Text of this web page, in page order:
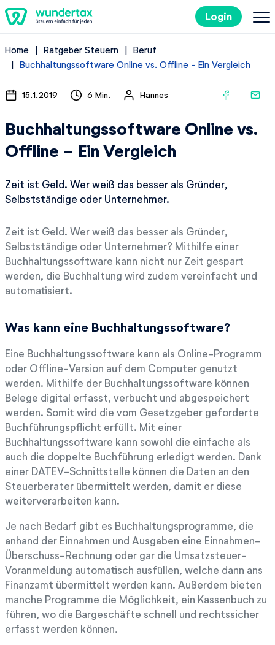
Login
So geht's
Kosten
Steuertipps
Home Ratgeber Steuern
Beruf
Buchhaltungssoftware Online vs. Offline - Ein Vergleich
15.1.2019 6 Min. Hannes
Buchhaltungssoftware Online vs.
Offline - Ein Vergleich
Zeit ist Geld. Wer weiß das besser als Gründer,
Selbstständige oder Unternehmer.
Zeit ist Geld. Wer weiß das besser als Gründer,
Selbstständige oder Unternehmer? Mithilfe einer
Buchhaltungssoftware kann nicht nur Zeit gespart
werden, die Buchhaltung wird zudem vereinfacht und
automatisiert.
Was kann eine Buchhaltungssoftware?
Eine Buchhaltungssoftware kann als Online-Programm
oder Offline-Version auf dem Computer genutzt
werden. Mithilfe der Buchhaltungssoftware können
Belege digital erfasst, verbucht und abgespeichert
werden. Somit wird die vom Gesetzgeber geforderte
Buchführungspflicht erfüllt. Mit einer
Buchhaltungssoftware kann sowohl die einfache als
auch die doppelte Buchführung erledigt werden. Dank
einer DATEV-Schnittstelle können die Daten an den
Steuerberater übermittelt werden, damit er diese
weiterverarbeiten kann.
Je nach Bedarf gibt es Buchhaltungsprogramme, die
anhand der Einnahmen und Ausgaben eine Einnahmen-
Überschuss-Rechnung oder gar die Umsatzsteuer-
Voranmeldung automatisch ausfüllen, welche dann ans
Finanzamt übermittelt werden kann. Außerdem bieten
manche Programme die Möglichkeit, ein Kassenbuch zu
führen, wo die Bargeschäfte schnell und rechtssicher
erfasst werden können.